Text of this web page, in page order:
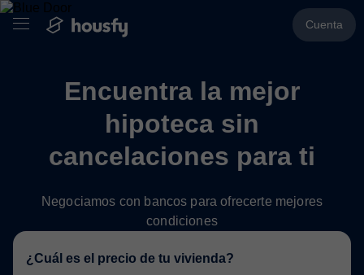
Cuenta
Encuentra la mejor
hipoteca sin
cancelaciones para ti
Negociamos con bancos para ofrecerte mejores
condiciones
¿Cuál es el precio de tu vivienda?